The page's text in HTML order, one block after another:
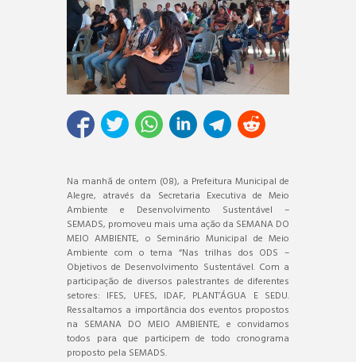
Na manhã de ontem (08), a Prefeitura Municipal de
Alegre, através da Secretaria Executiva de Meio
Ambiente e Desenvolvimento Sustentável –
SEMADS, promoveu mais uma ação da SEMANA DO
MEIO AMBIENTE, o Seminário Municipal de Meio
Ambiente com o tema “Nas trilhas dos ODS –
Objetivos de Desenvolvimento Sustentável. Com a
participação de diversos palestrantes de diferentes
setores: IFES, UFES, IDAF, PLANT’ÁGUA E SEDU.
Ressaltamos a importância dos eventos propostos
na SEMANA DO MEIO AMBIENTE, e convidamos
todos para que participem de todo cronograma
proposto pela SEMADS.